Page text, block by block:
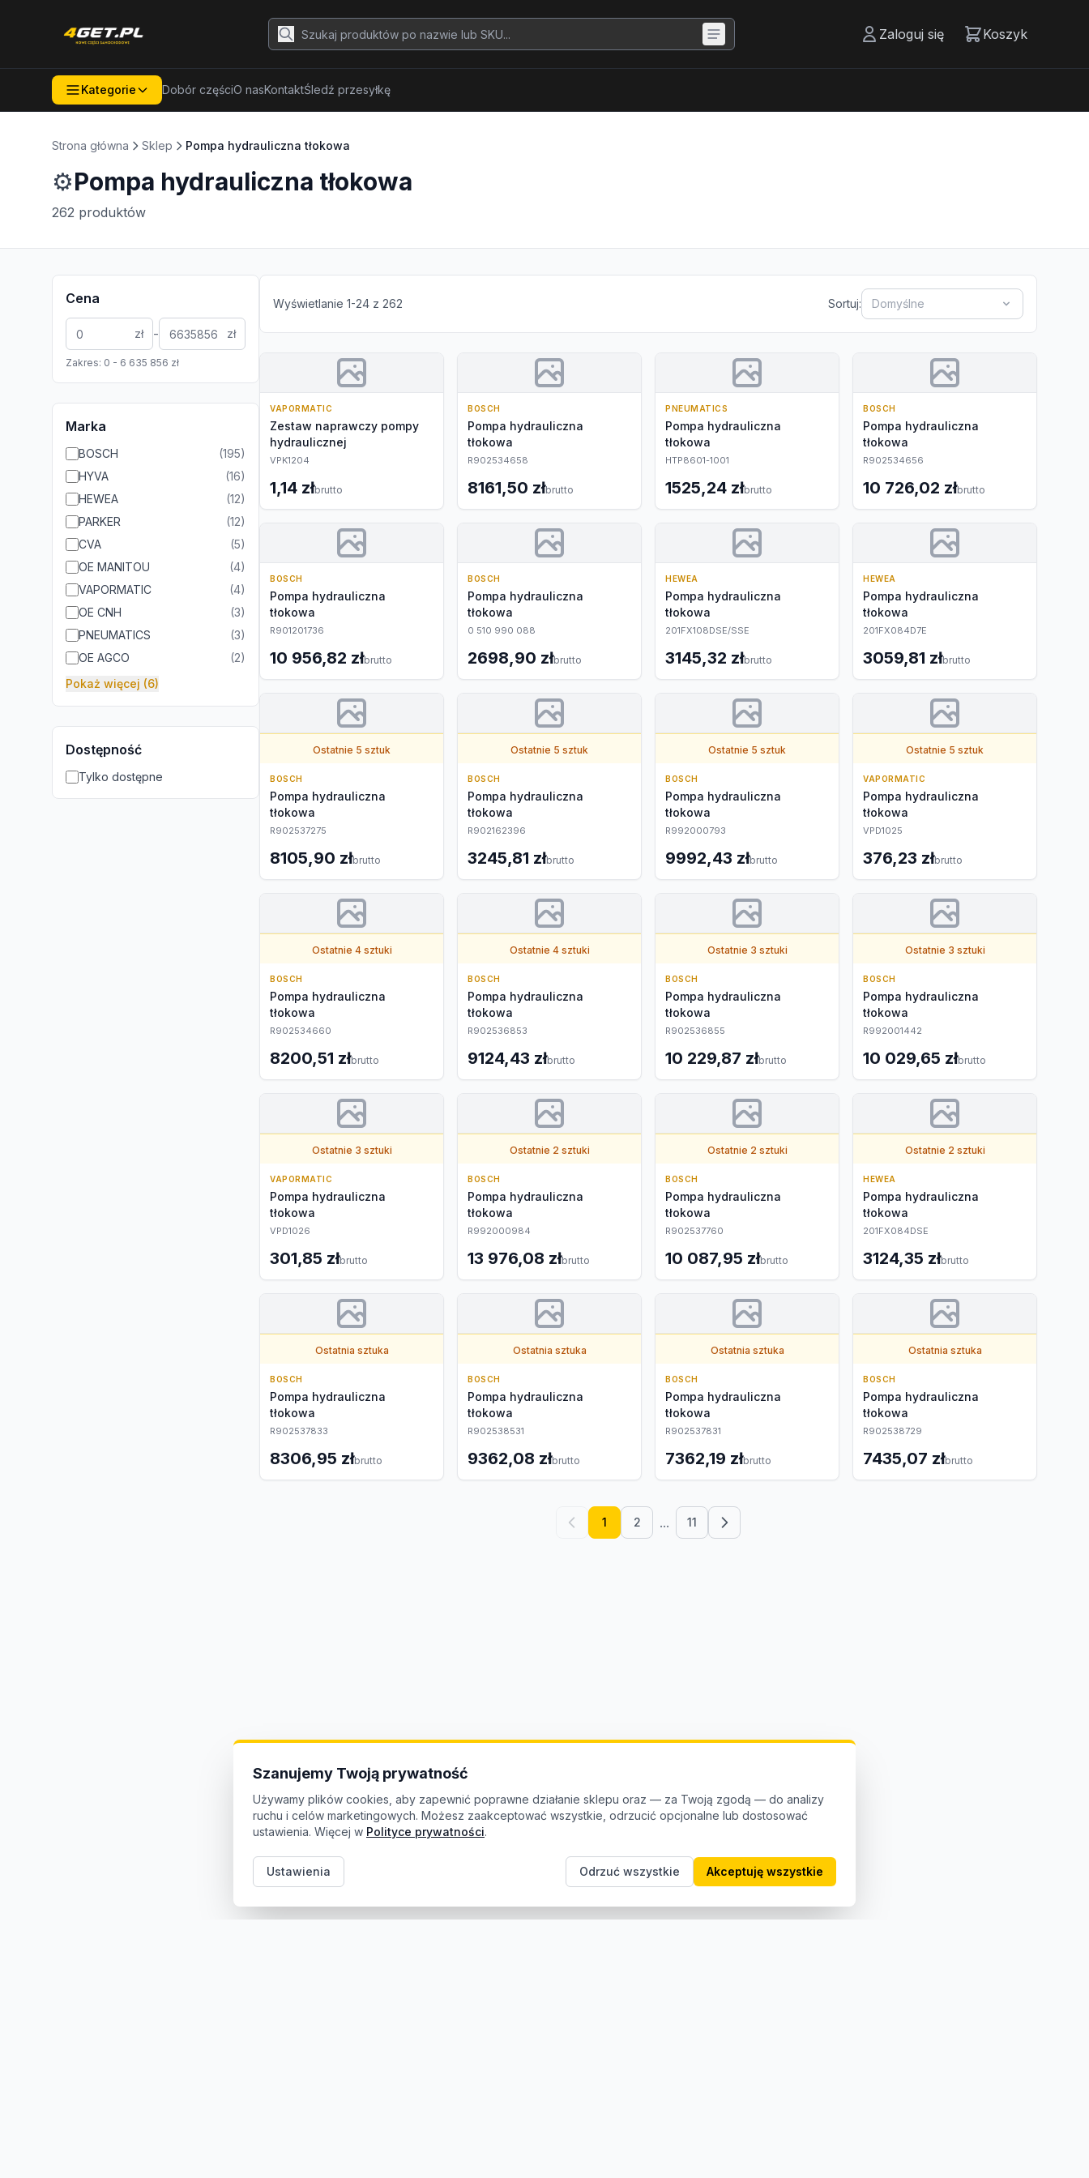
Zaloguj się Koszyk
Kategorie Dobór częściO nasKontaktŚledź przesyłkę
Strona główna Sklep Pompa hydrauliczna tłokowa
⚙️Pompa hydrauliczna tłokowa
262 produktów
Cena
zł - zł
Zakres: 0 - 6 635 856 zł
Marka
BOSCH (195)
HYVA
(16)
HEWEA
(12)
PARKER
(12)
CVA
(5)
OE MANITOU
(4)
VAPORMATIC
(4)
OE CNH
(3)
PNEUMATICS
(3)
OE AGCO
(2)
Pokaż więcej (6)
Dostępność
Tylko dostępne
Wyświetlanie 1-24 z 262 Sortuj: Domyślne
VAPORMATIC
Zestaw naprawczy pompy
hydraulicznej
VPK1204
1,14 złbrutto
BOSCH
Pompa hydrauliczna
tłokowa
R902534658
8161,50 złbrutto
PNEUMATICS
Pompa hydrauliczna
tłokowa
HTP8601-1001
1525,24 złbrutto
BOSCH
Pompa hydrauliczna
tłokowa
R902534656
10 726,02 złbrutto
BOSCH
Pompa hydrauliczna
tłokowa
R901201736
10 956,82 złbrutto
BOSCH
Pompa hydrauliczna
tłokowa
0 510 990 088
2698,90 złbrutto
HEWEA
Pompa hydrauliczna
tłokowa
201FX108DSE/SSE
3145,32 złbrutto
HEWEA
Pompa hydrauliczna
tłokowa
201FX084D7E
3059,81 złbrutto
Ostatnie 5 sztuk
BOSCH
Pompa hydrauliczna
tłokowa
R902537275
8105,90 złbrutto
Ostatnie 5 sztuk
BOSCH
Pompa hydrauliczna
tłokowa
R902162396
3245,81 złbrutto
Ostatnie 5 sztuk
BOSCH
Pompa hydrauliczna
tłokowa
R992000793
9992,43 złbrutto
Ostatnie 5 sztuk
VAPORMATIC
Pompa hydrauliczna
tłokowa
VPD1025
376,23 złbrutto
Ostatnie 4 sztuki
BOSCH
Pompa hydrauliczna
tłokowa
R902534660
8200,51 złbrutto
Ostatnie 4 sztuki
BOSCH
Pompa hydrauliczna
tłokowa
R902536853
9124,43 złbrutto
Ostatnie 3 sztuki
BOSCH
Pompa hydrauliczna
tłokowa
R902536855
10 229,87 złbrutto
Ostatnie 3 sztuki
BOSCH
Pompa hydrauliczna
tłokowa
R992001442
10 029,65 złbrutto
Ostatnie 3 sztuki
VAPORMATIC
Pompa hydrauliczna
tłokowa
VPD1026
301,85 złbrutto
Ostatnie 2 sztuki
BOSCH
Pompa hydrauliczna
tłokowa
R992000984
13 976,08 złbrutto
Ostatnie 2 sztuki
BOSCH
Pompa hydrauliczna
tłokowa
R902537760
10 087,95 złbrutto
Ostatnie 2 sztuki
HEWEA
Pompa hydrauliczna
tłokowa
201FX084DSE
3124,35 złbrutto
Ostatnia sztuka
BOSCH
Pompa hydrauliczna
tłokowa
R902537833
8306,95 złbrutto
Ostatnia sztuka
BOSCH
Pompa hydrauliczna
tłokowa
R902538531
9362,08 złbrutto
Ostatnia sztuka
BOSCH
Pompa hydrauliczna
tłokowa
R902537831
7362,19 złbrutto
Ostatnia sztuka
BOSCH
Pompa hydrauliczna
tłokowa
R902538729
7435,07 złbrutto
1 2 ... 11
Szanujemy Twoją prywatność
Używamy plików cookies, aby zapewnić poprawne działanie sklepu oraz — za Twoją zgodą — do analizy
ruchu i celów marketingowych. Możesz zaakceptować wszystkie, odrzucić opcjonalne lub dostosować
ustawienia. Więcej w Polityce prywatności.
Ustawienia Odrzuć wszystkie Akceptuję wszystkie